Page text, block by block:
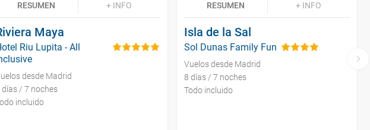
RESUMEN + INFO
Maya
Riu Lupita - All
desde Madrid
días / 7 noches
incluido
RESUMEN + INFO
Isla de la Sal
Sol Dunas Family Fun
Vuelos desde Madrid
8 días / 7 noches
Todo incluido